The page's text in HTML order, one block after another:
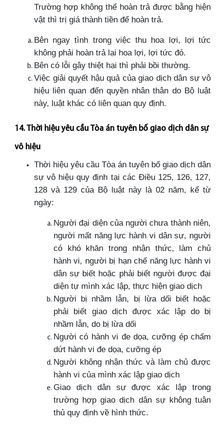
Trường hợp không thể hoàn trả được bằng hiện
vật thì trị giá thành tiền để hoàn trả.
Bên ngay tình trong việc thu hoa lợi, lợi tức
không phải hoàn trả lại hoa lợi, lợi tức đó.
Bên có lỗi gây thiệt hại thì phải bồi thường.
Việc giải quyết hậu quả của giao dịch dân sự vô
hiệu liên quan đến quyền nhân thân do Bộ luật
này, luật khác có liên quan quy định.
14. Thời hiệu yêu cầu Tòa án tuyên bố giao dịch dân sự
vô hiệu
Thời hiệu yêu cầu Tòa án tuyên bố giao dịch dân
sự vô hiệu quy định tại các Điều 125, 126, 127,
128 và 129 của Bộ luật này là 02 năm, kể từ
ngày:
Người đại diện của người chưa thành niên,
người mất năng lực hành vi dân sự, người
có khó khăn trong nhận thức, làm chủ
hành vi, người bị hạn chế năng lực hành vi
dân sự biết hoặc phải biết người được đại
diện tự mình xác lập, thực hiện giao dịch
Người bị nhầm lẫn, bị lừa dối biết hoặc
phải biết giao dịch được xác lập do bị
nhầm lẫn, do bị lừa dối
Người có hành vi đe dọa, cưỡng ép chấm
dứt hành vi đe dọa, cưỡng ép
Người không nhận thức và làm chủ được
hành vi của mình xác lập giao dịch
Giao dịch dân sự được xác lập trong
trường hợp giao dịch dân sự không tuân
thủ quy định về hình thức.